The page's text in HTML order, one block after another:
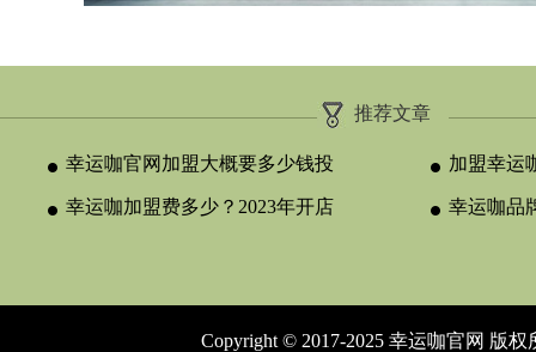
推荐文章
幸运咖官网加盟大概要多少钱投
资
加盟幸运
来真正的平
幸运咖加盟费多少？2023年开店 幸运咖品
Copyright © 2017-2025 幸运咖官网 版权